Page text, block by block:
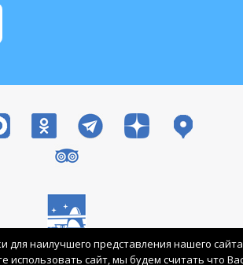
© 2003-2026 ГМИК им. К.Э. Циолковского
для наилучшего представления нашего
использовать сайт, мы будем считать что